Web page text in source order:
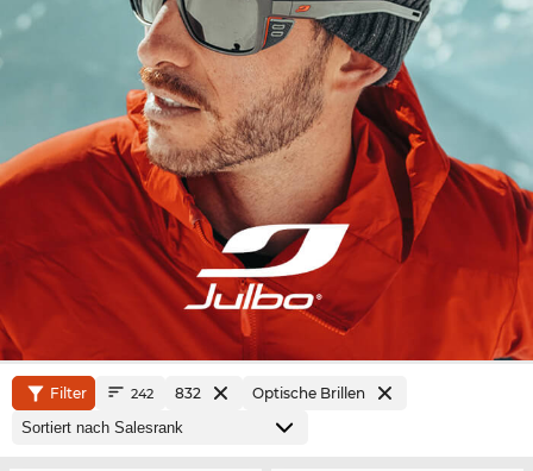
Filter 242 832 Optische Brillen